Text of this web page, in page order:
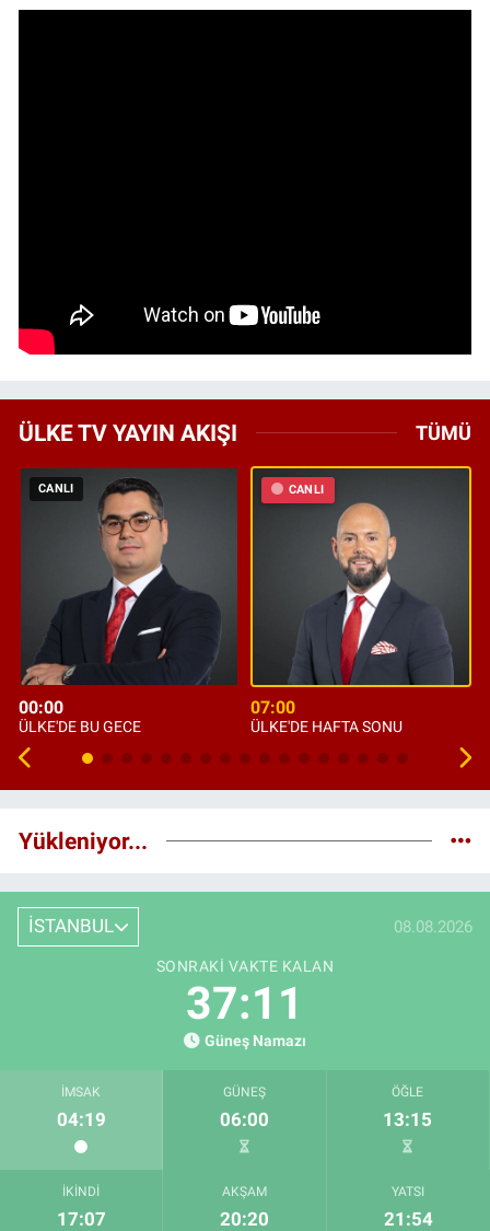
ÜLKE TV YAYIN AKIŞI TÜMÜ
CANLI
00:00
ÜLKE'DE BU GECE
CANLI
07:00
ÜLKE'DE HAFTA SONU
Yükleniyor...
İSTANBUL 08.08.2026
SONRAKI VAKTE KALAN
37:10
Güneş Namazı
İMSAK
04:19
GÜNEŞ
06:00
ÖĞLE
13:15
İKINDI
17:07
AKŞAM
20:20
YATSI
21:54